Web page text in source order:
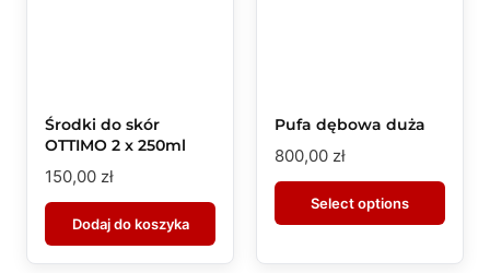
Środki do skór
OTTIMO 2 x 250ml
150,00 zł
Dodaj do koszyka
Pufa dębowa duża
800,00 zł
Select options